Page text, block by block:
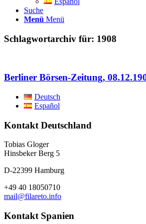
Suche
Menü Menü
Schlagwortarchiv für: 1908
Berliner Börsen-Zeitung,
Deutsch
Español
Kontakt Deutschland
Tobias Gloger
Hinsbeker Berg 5
D-22399 Hamburg
+49 40 18050710
mail@filareto.info
Kontakt Spanien